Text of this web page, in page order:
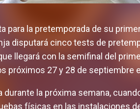
para la pretemporada de su
disputará cinco tests de
llegará con la semifinal del
próximos 27 y 28 de septiembre
la próxima semana,
físicas en las instalaciones